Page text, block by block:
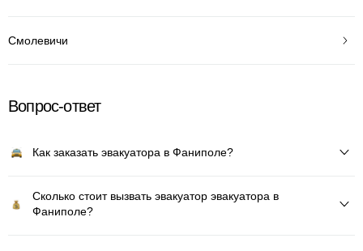
Смолевичи
Вопрос-ответ
Как заказать эвакуатора в Фаниполе?
Сколько стоит вызвать эвакуатор эвакуатора в
Фаниполе?